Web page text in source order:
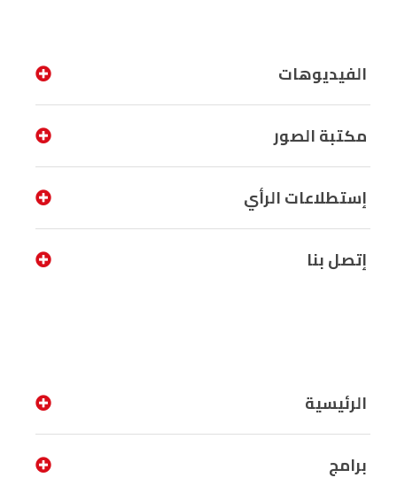
الفيديوهات
مكتبة الصور
إستطلاعات الرأي
إتصل بنا
الرئيسية
برامج